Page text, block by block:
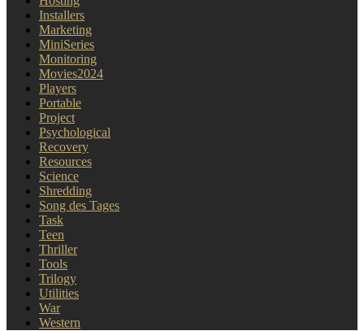
Installers
Marketing
MiniSeries
Monitoring
Movies2024
Players
Portable
Project
Psychological
Recovery
Resources
Science
Shredding
Song des Tages
Task
Teen
Thriller
Tools
Trilogy
Utilities
War
Western